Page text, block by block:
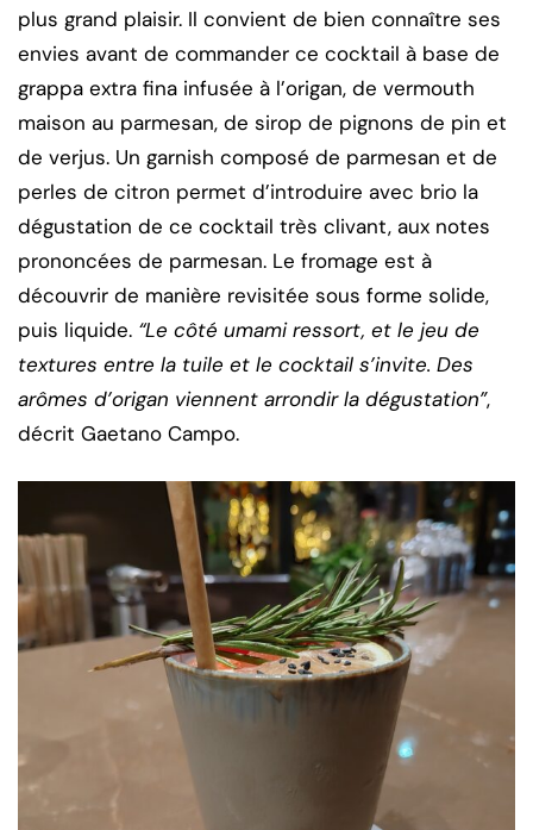
plus grand plaisir. Il convient de bien connaître ses
envies avant de commander ce cocktail à base de
grappa extra fina infusée à l’origan, de vermouth
maison au parmesan, de sirop de pignons de pin et
de verjus. Un garnish composé de parmesan et de
perles de citron permet d’introduire avec brio la
dégustation de ce cocktail très clivant, aux notes
prononcées de parmesan. Le fromage est à
découvrir de manière revisitée sous forme solide,
puis liquide. “Le côté umami ressort, et le jeu de
textures entre la tuile et le cocktail s’invite. Des
arômes d’origan viennent arrondir la dégustation”,
décrit Gaetano Campo.